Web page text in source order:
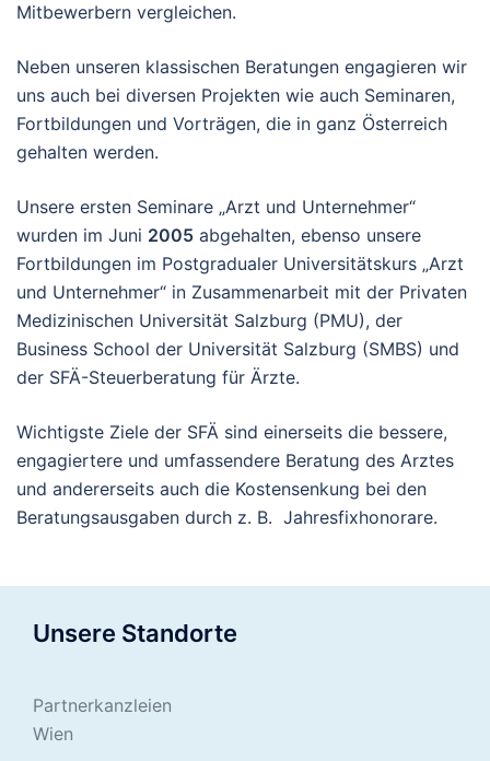
Mitbewerbern vergleichen.
Neben unseren klassischen Beratungen engagieren wir
uns auch bei diversen Projekten wie auch Seminaren,
Fortbildungen und Vorträgen, die in ganz Österreich
gehalten werden.
Unsere ersten Seminare „Arzt und Unternehmer“
wurden im Juni 2005 abgehalten, ebenso unsere
Fortbildungen im Postgradualer Universitätskurs „Arzt
und Unternehmer“ in Zusammenarbeit mit der Privaten
Medizinischen Universität Salzburg (PMU), der
Business School der Universität Salzburg (SMBS) und
der SFÄ-Steuerberatung für Ärzte.
Wichtigste Ziele der SFÄ sind einerseits die bessere,
engagiertere und umfassendere Beratung des Arztes
und andererseits auch die Kostensenkung bei den
Beratungsausgaben durch z. B. Jahresfixhonorare.
Unsere Standorte
Partnerkanzleien
Wien